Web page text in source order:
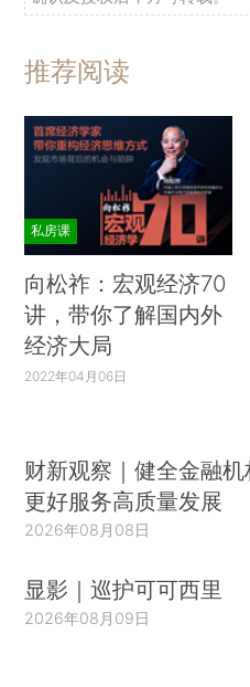
推荐阅读
私房课
向松祚：宏观经济70
讲，带你了解国内外
经济大局
2022年04月06日
财新观察｜健全金融机
更好服务高质量发展
2026年08月08日
显影｜巡护可可西里
2026年08月09日